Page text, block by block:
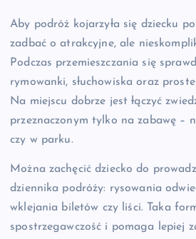
Aby podróż kojarzyła się dziecku
zadbać o atrakcyjne, ale
Podczas przemieszczania się
rymowanki, słuchowiska oraz
Na miejscu dobrze jest łączyć
przeznaczonym tylko na zabawę –
czy w parku.
Można zachęcić dziecko do
dziennika podróży: rysowania
wklejania biletów czy liści. Taka
spostrzegawczość i pomaga lepiej